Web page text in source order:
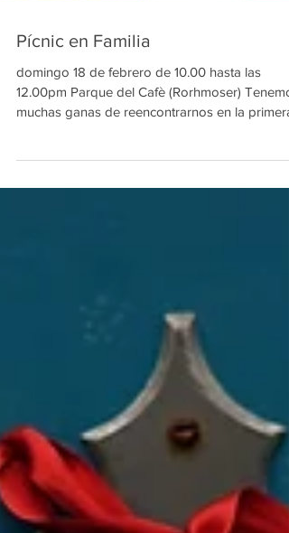
Pícnic en Familia
domingo 18 de febrero de 10.00 hasta las
12.00pm Parque del Cafè (Rorhmoser)